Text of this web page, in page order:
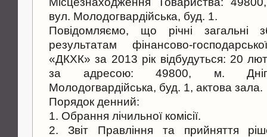
вул. Молодогвардійська, буд. 1.
Повідомляємо, що річні загальні
результатам фінансово-
«ДКХК» за 2013 рік відбудуться: 20
за адресою: 49800, м.
Молодогвардійська, буд. 1, актова зала.
Порядок денний:
1. Обрання лічильної комісії.
2. Звіт Правління та прийняття